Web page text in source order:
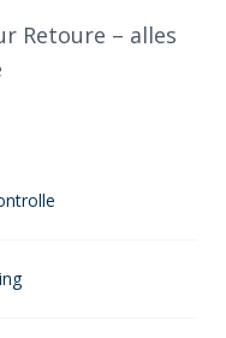
Retoure – alles